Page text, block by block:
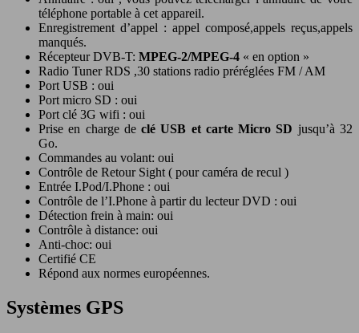
téléphone portable à cet appareil.
Enregistrement d’appel : appel composé,appels reçus,appels
manqués.
Récepteur DVB-T: MPEG-2/MPEG-4 « en option »
Radio Tuner RDS ,30 stations radio préréglées FM / AM
Port USB : oui
Port micro SD : oui
Port clé 3G wifi : oui
Prise en charge declé USB et carte Micro SD jusqu’à 32
Go.
Commandes au volant: oui
Contrôle de Retour Sight ( pour caméra de recul )
Entrée I.Pod/I.Phone : oui
Contrôle de l’I.Phone à partir du lecteur DVD : oui
Détection frein à main: oui
Contrôle à distance: oui
Anti-choc: oui
Certifié CE
Répond aux normes européennes.
Systèmes GPS